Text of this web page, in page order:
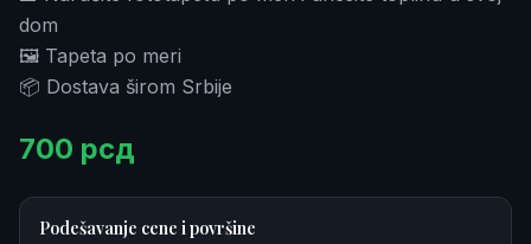
dom
🖼️ Tapeta po meri
📦 Dostava širom Srbije
700 рсд
Podešavanje cene i površine